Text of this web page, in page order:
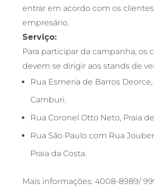
entrar em acordo com os
empresário.
Serviço:
Para participar da campanha, os
devem se dirigir aos stands de
Rua Esmeria de Barros
Camburi.
Rua Coronel Otto Neto, Praia
Rua São Paulo com Rua
Praia da Costa.
Mais informações: 4008-8989/